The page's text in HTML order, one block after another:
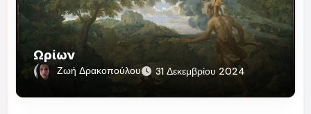
Ωρίων
Ζωή Δρακοπούλου 31 Δεκεμβρίου 2024